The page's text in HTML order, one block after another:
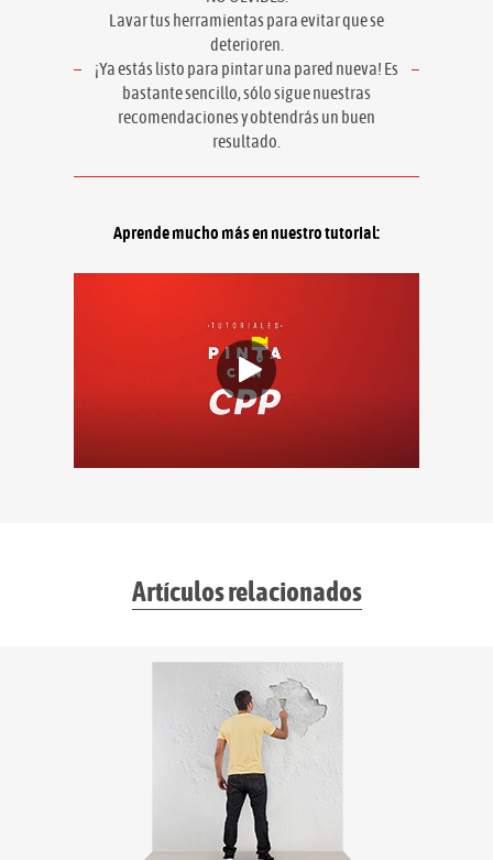
Lavar tus herramientas para evitar que se
deterioren.
¡Ya estás listo para pintar una pared nueva! Es
bastante sencillo, sólo sigue nuestras
recomendaciones y obtendrás un buen
resultado.
Aprende mucho más en nuestro tutorial:
Artículos relacionados